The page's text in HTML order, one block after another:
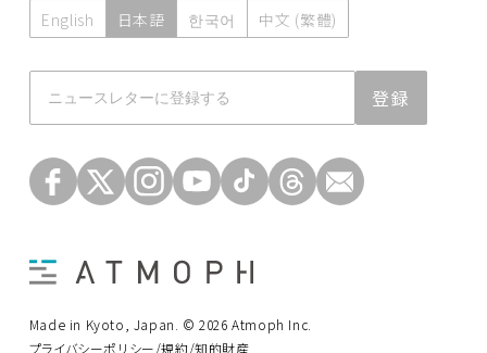
English 日本語 한국어 中文 (繁體)
登録
Made in Kyoto, Japan. © 2026 Atmoph Inc.
プライバシーポリシー/規約/知的財産